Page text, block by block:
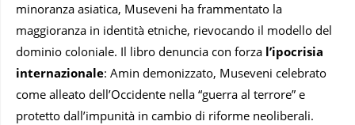
minoranza asiatica, Museveni ha frammentato la
maggioranza in identità etniche, rievocando il modello del
dominio coloniale. Il libro denuncia con forza l’ipocrisia
internazionale: Amin demonizzato, Museveni celebrato
come alleato dell’Occidente nella “guerra al terrore” e
protetto dall’impunità in cambio di riforme neoliberali.